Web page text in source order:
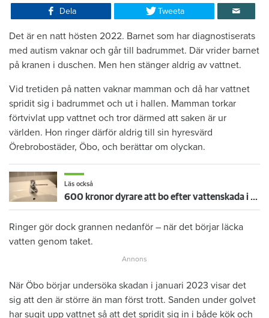
Dela Tweeta
Det är en natt hösten 2022. Barnet som har diagnostiserats
med autism vaknar och går till badrummet. Där vrider barnet
på kranen i duschen. Men hen stänger aldrig av vattnet.
Vid tretiden på natten vaknar mamman och då har vattnet
spridit sig i badrummet och ut i hallen. Mamman torkar
förtvivlat upp vattnet och tror därmed att saken är ur
världen. Hon ringer därför aldrig till sin hyresvärd
Örebrobostäder, Öbo, och berättar om olyckan.
Läs också
600 kronor dyrare att bo efter vattenskada i Varberg
Ringer gör dock grannen nedanför – när det börjar läcka
vatten genom taket.
När Öbo börjar undersöka skadan i januari 2023 visar det
sig att den är större än man först trott. Sanden under golvet
har sugit upp vattnet så att det spridit sig in i både kök och